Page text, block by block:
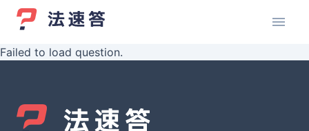
Failed to load question.